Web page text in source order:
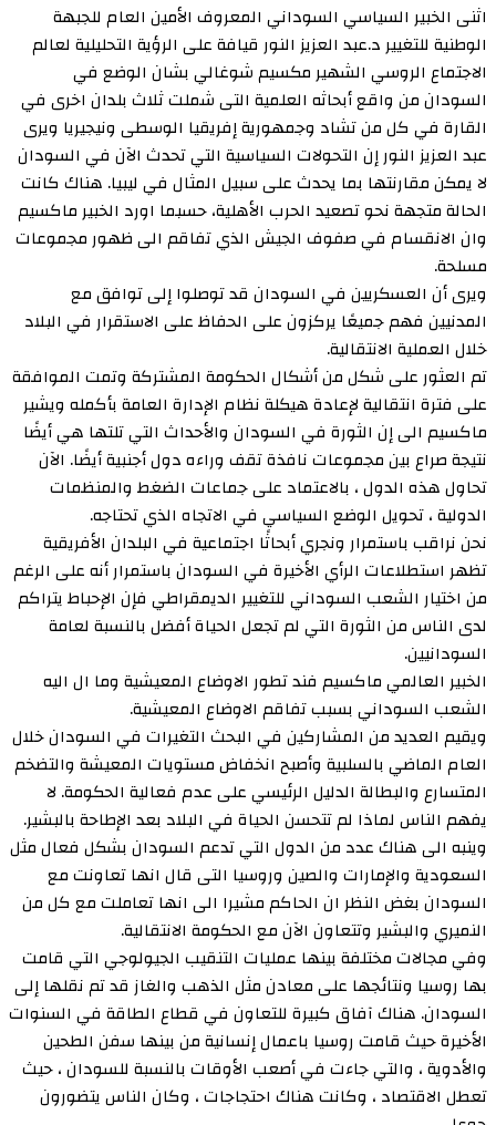
اثنى الخبير السياسي السوداني المعروف الأمين العام للجبهة
الوطنية للتغيير د.عبد العزيز النور قيافة على الرؤية التحليلية لعالم
الاجتماع الروسي الشهير مكسيم شوغالي بشان الوضع في
السودان من واقع أبحاثه العلمية التى شملت ثلاث بلدان اخرى في
القارة في كل من تشاد وجمهورية إفريقيا الوسطى ونيجيريا ويرى
عبد العزيز النور إن التحولات السياسية التي تحدث الآن في السودان
لا يمكن مقارنتها بما يحدث على سبيل المثال في ليبيا. هناك كانت
الحالة متجهة نحو تصعيد الحرب الأهلية، حسبما اورد الخبير ماكسيم
وان الانقسام في صفوف الجيش الذي تفاقم الى ظهور مجموعات
مسلحة.
ويرى أن العسكريين في السودان قد توصلوا إلى توافق مع
المدنيين فهم جميعًا يركزون على الحفاظ على الاستقرار في البلاد
خلال العملية الانتقالية.
تم العثور على شكل من أشكال الحكومة المشتركة وتمت الموافقة
على فترة انتقالية لإعادة هيكلة نظام الإدارة العامة بأكمله ويشير
ماكسيم الى إن الثورة في السودان والأحداث التي تلتها هي أيضًا
نتيجة صراع بين مجموعات نافذة تقف وراءه دول أجنبية أيضًا. الآن
تحاول هذه الدول ، بالاعتماد على جماعات الضغط والمنظمات
الدولية ، تحويل الوضع السياسي في الاتجاه الذي تحتاجه.
نحن نراقب باستمرار ونجري أبحاثًا اجتماعية في البلدان الأفريقية
تظهر استطلاعات الرأي الأخيرة في السودان باستمرار أنه على الرغم
من اختيار الشعب السوداني للتغيير الديمقراطي فإن الإحباط يتراكم
لدى الناس من الثورة التي لم تجعل الحياة أفضل بالنسبة لعامة
السودانيين.
الخبير العالمي ماكسيم فند تطور الاوضاع المعيشية وما ال اليه
الشعب السوداني بسبب تفاقم الاوضاع المعيشية.
ويقيم العديد من المشاركين في البحث التغيرات في السودان خلال
العام الماضي بالسلبية وأصبح انخفاض مستويات المعيشة والتضخم
المتسارع والبطالة الدليل الرئيسي على عدم فعالية الحكومة. لا
يفهم الناس لماذا لم تتحسن الحياة في البلاد بعد الإطاحة بالبشير.
وينبه الى هناك عدد من الدول التي تدعم السودان بشكل فعال مثل
السعودية والإمارات والصين وروسيا التى قال انها تعاونت مع
السودان بغض النظر ان الحاكم مشيرا الى انها تعاملت مع كل من
النميري والبشير وتتعاون الآن مع الحكومة الانتقالية.
وفي مجالات مختلفة بينها عمليات التنقيب الجيولوجي التي قامت
بها روسيا ونتائجها على معادن مثل الذهب والغاز قد تم نقلها إلى
السودان. هناك آفاق كبيرة للتعاون في قطاع الطاقة في السنوات
الأخيرة حيث قامت روسيا باعمال إنسانية من بينها سفن الطحين
والأدوية ، والتي جاءت في أصعب الأوقات بالنسبة للسودان ، حيث
تعطل الاقتصاد ، وكانت هناك احتجاجات ، وكان الناس يتضورون